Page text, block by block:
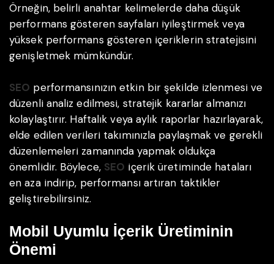
Örneğin, belirli anahtar kelimelerde daha düşük
performans gösteren sayfaları iyileştirmek veya
yüksek performans gösteren içeriklerin stratejisini
genişletmek mümkündür.
SEO performansınızın etkin bir şekilde izlenmesi ve
düzenli analiz edilmesi, stratejik kararlar almanızı
kolaylaştırır. Haftalık veya aylık raporlar hazırlayarak,
elde edilen verileri takımınızla paylaşmak ve gerekli
düzenlemeleri zamanında yapmak oldukça
önemlidir. Böylece, SEO içerik üretiminde hataları
en aza indirip, performansı artıran taktikler
geliştirebilirsiniz.
Mobil Uyumlu İçerik Üretiminin
Önemi